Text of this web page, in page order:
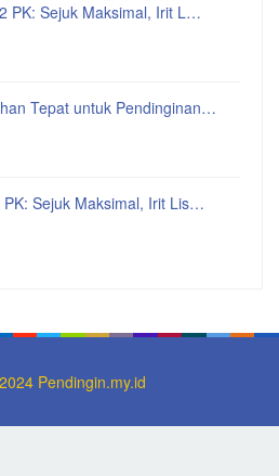
PK: Sejuk Maksimal, Irit L…
Tepat untuk Pendinginan…
PK: Sejuk Maksimal, Irit Lis…
Pendingin.my.id